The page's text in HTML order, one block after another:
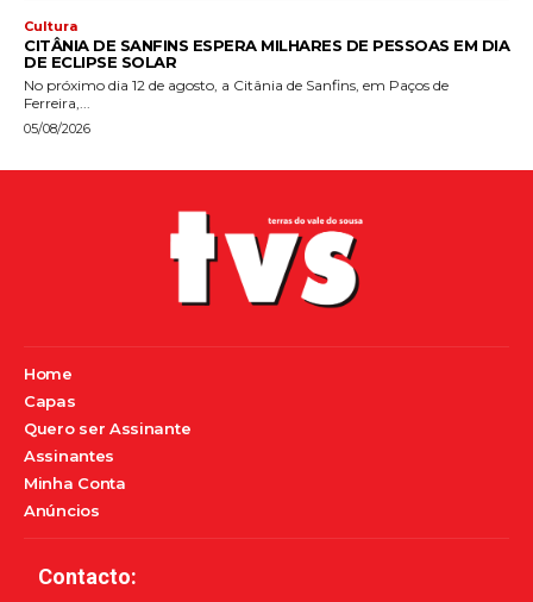
Cultura
CITÂNIA DE SANFINS ESPERA MILHARES DE PESSOAS EM DIA
DE ECLIPSE SOLAR
No próximo dia 12 de agosto, a Citânia de Sanfins, em Paços de
Ferreira,...
05/08/2026
Home
Capas
Quero ser Assinante
Assinantes
Minha Conta
Anúncios
Contacto: